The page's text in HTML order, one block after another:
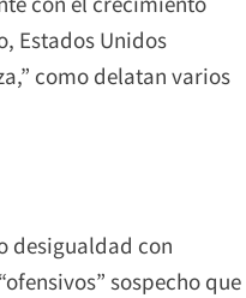
Estados Unidos
como delatan varios
desigualdad con
sospecho que